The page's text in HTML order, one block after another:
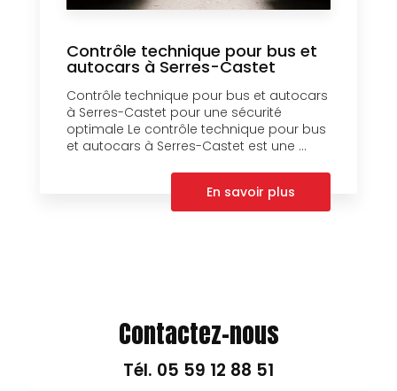
Contrôle technique pour bus et
autocars à Serres-Castet
Contrôle technique pour bus et autocars
à Serres-Castet pour une sécurité
optimale Le contrôle technique pour bus
et autocars à Serres-Castet est une ...
En savoir plus
Contactez-nous
Tél. 05 59 12 88 51